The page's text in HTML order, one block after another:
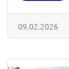
09.02.2026